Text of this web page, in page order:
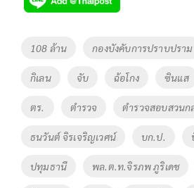
Tags
108 ล้าน กองบังคับการปราบปราม
กิเลน จับ ฉ้อโกง ซินแส
ตร. ตำรวจ ตำรวจสอบสวนก
ธนวันต์ จิรเจริญเวศน์ บก.ป.
ปทุมธานี พล.ต.ท.จิรภพ ภูริเดช